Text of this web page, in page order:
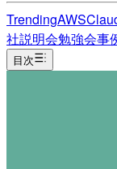
TrendingAWS
社説明会勉強会事
目次